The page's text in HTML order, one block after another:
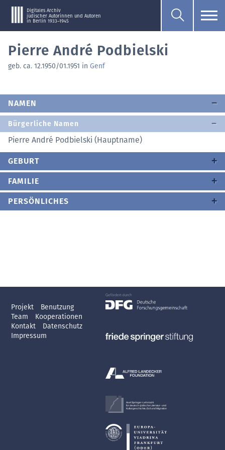
Digitales Archiv
jüdischer Autorinnen und Autoren
in Berlin 1933–1945
Pierre André Podbielski
geb. ca. 12.1950/01.1951 in Genf
NAMEN
Bürgerliche Namen
Pierre André Podbielski (Hauptname)
GEBURT
FAMILIE
PERSÖNLICHES
Projekt
Benutzung
Team
Kooperationen
Kontakt
Datenschutz
Impressum
Axel Springer-Lehrstuhl
für deutsch-jüdische Literatur- und
Kulturgeschichte, Exil und Migration